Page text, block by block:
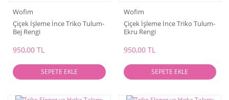
Wofim
Çiçek İşleme İnce Triko Tulum-
Bej Rengi
950,00 TL
SEPETE EKLE
Wofim
Çiçek İşleme İnce Triko Tulum-
Ekru Rengi
950,00 TL
SEPETE EKLE